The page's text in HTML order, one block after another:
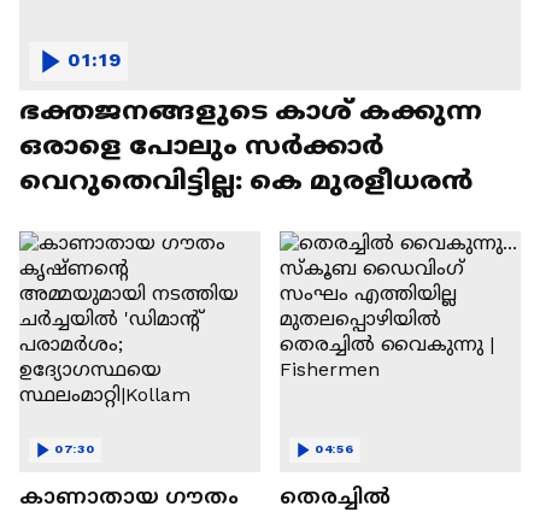
ഭക്തജനങ്ങളുടെ കാശ് കക്കുന്ന
ഒരാളെ പോലും സർക്കാർ
വെറുതെവിട്ടില്ല: കെ മുരളീധരൻ
01:19
കാണാതായ ഗൗതം
07:30
തെരച്ചിൽ
04:56